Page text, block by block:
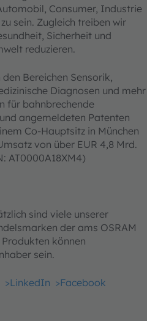
Consumer, Industrie
sein. Zugleich treiben wir
Sicherheit und
reduzieren.
Bereichen Sensorik,
Diagnosen und mehr
für bahnbrechende
angemeldeten Patenten
Co-Hauptsitz in München
von über EUR 4,8 Mrd.
AT0000A18XM4)
sind viele unserer
der ams OSRAM
können
sein.
>LinkedIn >Facebook